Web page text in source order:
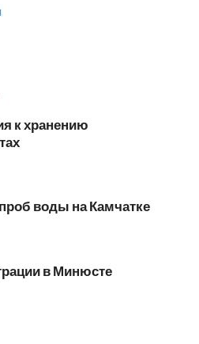
к хранению
воды на Камчатке
в Минюсте